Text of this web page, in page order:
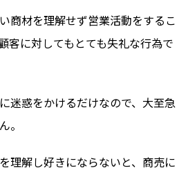
商材を理解せず営業活動をするこ
客に対してもとても失礼な行為で
迷惑をかけるだけなので、大至急
。
理解し好きにならないと、商売に